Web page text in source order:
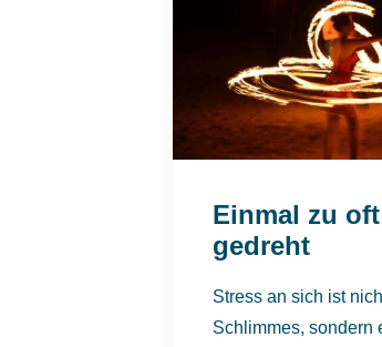
Einmal zu oft
gedreht
Stress an sich ist
Schlimmes, sondern